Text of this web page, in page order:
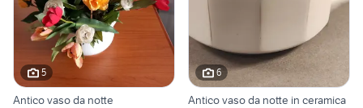
5
Antico vaso da notte
6
Antico vaso da notte in ceramica